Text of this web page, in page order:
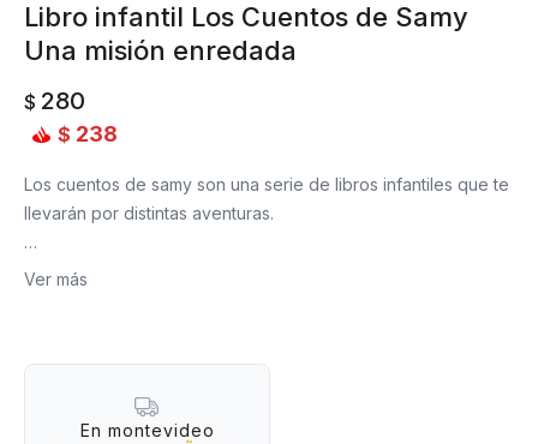
Libro infantil Los Cuentos de Samy
Una misión enredada
$ 280
$ 238
Los cuentos de samy son una serie de libros infantiles que te
llevarán por distintas aventuras.
En una Misión enredada, aprendemos sobre el agujero en la
Ver más
En montevideo